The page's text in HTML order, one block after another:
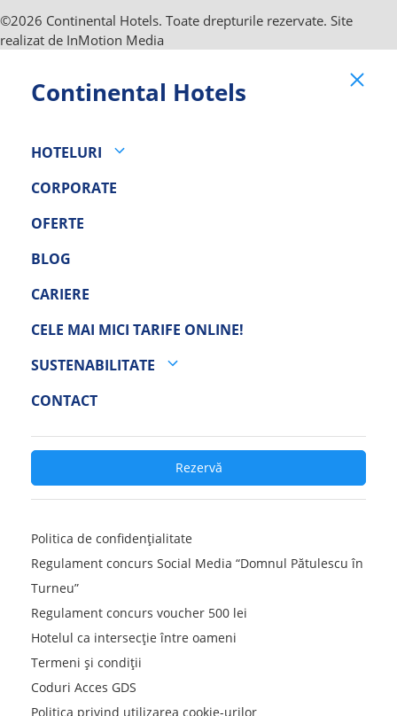
©2026 Continental Hotels. Toate drepturile rezervate. Site
realizat de InMotion Media
Continental Hotels
HOTELURI
CORPORATE
OFERTE
BLOG
CARIERE
CELE MAI MICI TARIFE ONLINE!
SUSTENABILITATE
CONTACT
Rezervă
Politica de confidențialitate
Regulament concurs Social Media “Domnul Pătulescu în
Turneu”
Regulament concurs voucher 500 lei
Hotelul ca intersecție între oameni
Termeni și condiții
Coduri Acces GDS
Politica privind utilizarea cookie-urilor